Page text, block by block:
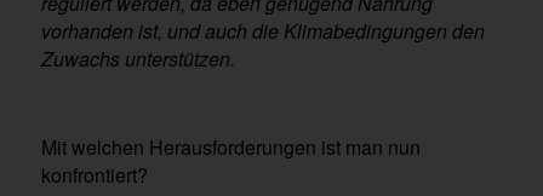
vorhanden ist, und auch die Klimabedingungen den
Zuwachs unterstützen.
Mit welchen Herausforderungen ist man nun
konfrontiert?